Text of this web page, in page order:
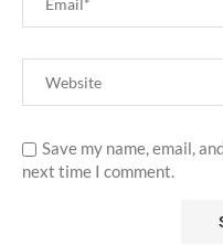
Save my name, email,
next time I comment.